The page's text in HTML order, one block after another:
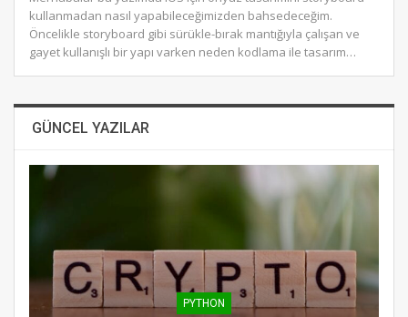
kullanmadan nasıl yapabileceğimizden bahsedeceğim.
Öncelikle storyboard gibi sürükle-bırak mantığıyla çalışan ve
gayet kullanışlı bir yapı varken neden kodlama ile tasarım…
GÜNCEL YAZILAR
PYTHON